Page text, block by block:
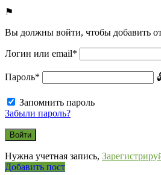
Вы должны войти, чтобы добавить
Логин или email*
Пароль*
Запомнить пароль
Забыли пароль?
Нужна учетная запись,
Боковая
Добавить пост